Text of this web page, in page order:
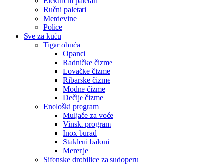
Ručni paletari
Merdevine
Police
Sve za kuću
Tigar obuća
Opanci
Radničke čizme
Lovačke čizme
Ribarske čizme
Modne čizme
Dečije čizme
Enološki program
Muljače za voće
Vinski program
Inox burad
Stakleni baloni
Merenje
Sifonske drobilice za sudoperu